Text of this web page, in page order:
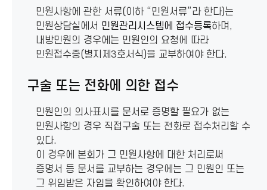
민원사항에 관한 서류(이하 “민원서류”라 한다)는
민원상담실에서 민원관리시스템에 접수등록하며,
내방민원의 경우에는 민원인의 요청에 따라
민원접수증(별지제3호서식)을 교부하여야 한다.
구술 또는 전화에 의한 접수
민원인의 의사표시를 문서로 증명할 필요가 없는
민원사항의 경우 직접구술 또는 전화로 접수처리할 수
있다.
이 경우에 본회가 그 민원사항에 대한 처리로써
증명서 등 문서를 교부하는 경우에는 그 민원인 또는
그 위임받은 자임을 확인하여야 한다.